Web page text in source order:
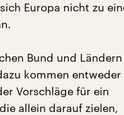
Europa nicht zu
Bund und Ländern
kommen entweder
Vorschläge für ein
allein darauf zielen,